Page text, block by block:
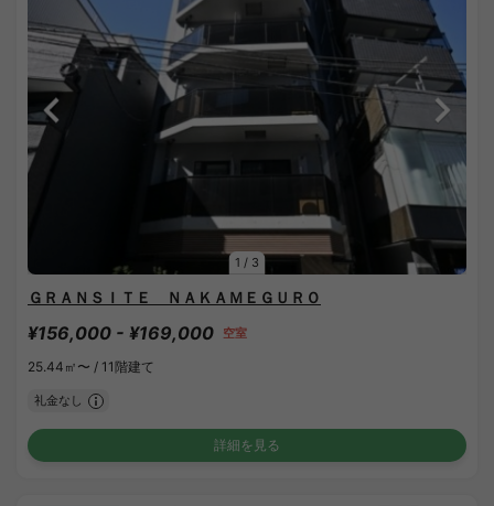
1 / 3
ＧＲＡＮＳＩＴＥ ＮＡＫＡＭＥＧＵＲＯ
¥156,000 - ¥169,000 空室
25.44㎡〜 / 11階建て
礼金なし
詳細を見る